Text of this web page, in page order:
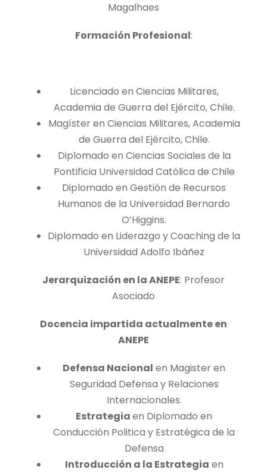
Magalhaes
Formación Profesional:
Licenciado en Ciencias Militares,
Academia de Guerra del Ejército, Chile.
Magíster en Ciencias Militares, Academia
de Guerra del Ejército, Chile.
Diplomado en Ciencias Sociales de la
Pontificia Universidad Católica de Chile
Diplomado en Gestión de Recursos
Humanos de la Universidad Bernardo
O’Higgins.
Diplomado en Liderazgo y Coaching de la
Universidad Adolfo Ibáñez
Jerarquización en la ANEPE: Profesor
Asociado
Docencia impartida actualmente en
ANEPE
Defensa Nacional en Magister en
Seguridad Defensa y Relaciones
Internacionales.
Estrategiaen Diplomado en
Conducción Politica y Estratégica de la
Defensa
Introducción a la Estrategia en